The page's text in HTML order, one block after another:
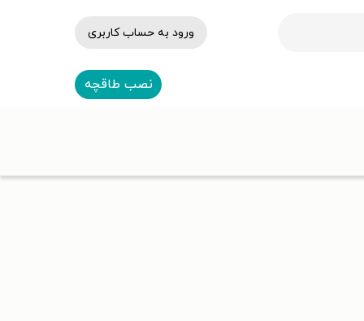
ورود به حساب کاربری
نصب طاقچه